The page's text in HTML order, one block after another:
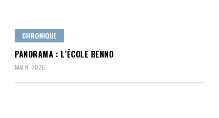
CHRONIQUE
PANORAMA : L’ÉCOLE BENNO
MAI 9, 2026